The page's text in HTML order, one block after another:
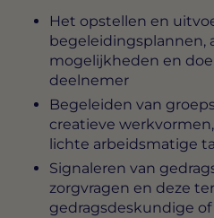
Het opstellen en
begeleidingsplannen,
mogelijkheden en
deelnemer
Begeleiden van
creatieve
lichte arbeidsmatige
Signaleren van
zorgvragen en deze
gedragsdeskundige